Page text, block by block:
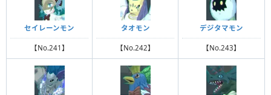
セイレーンモン
【No.241】
タオモン
【No.242】
デジタマモン
【No.243】